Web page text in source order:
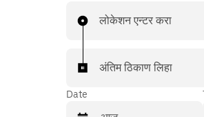
लोकेशन एन्टर करा
अंतिम ठिकाण लिहा
Date